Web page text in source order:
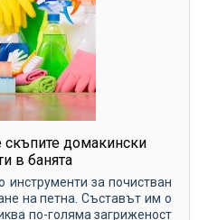
скъпите домакински
в банята
инструменти за почистван
на петна. Съставът им о
по-голяма загриженост